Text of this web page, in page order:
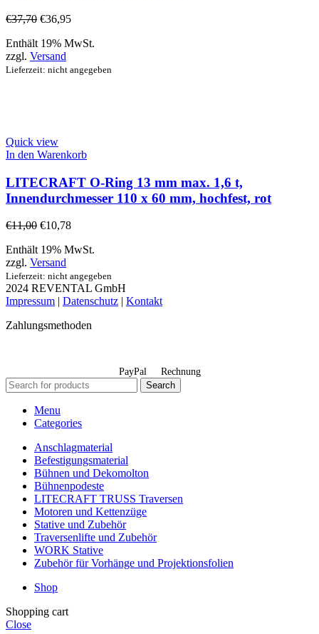
€37,70 €36,95
Enthält 19% MwSt.
zzgl. Versand
Lieferzeit: nicht angegeben
Quick view
In den Warenkorb
LITECRAFT O-Ring 13 mm max. 1,6 t,
Innendurchmesser 110 x 60 mm, hochfest, rot
€11,00 €10,78
Enthält 19% MwSt.
zzgl. Versand
Lieferzeit: nicht angegeben
2024 REVENTAL GmbH
Impressum | Datenschutz | Kontakt
Zahlungsmethoden
PayPal Rechnung
Search
Menu
Categories
Anschlagmaterial
Befestigungsmaterial
Bühnen und Dekomolton
Bühnenpodeste
LITECRAFT TRUSS Traversen
Motoren und Kettenzüge
Stative und Zubehör
Traversenlifte und Zubehör
WORK Stative
Zubehör für Vorhänge und Projektionsfolien
Shop
Shopping cart
Close